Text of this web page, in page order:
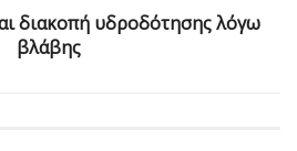
διακοπή υδροδότησης λόγω
βλάβης